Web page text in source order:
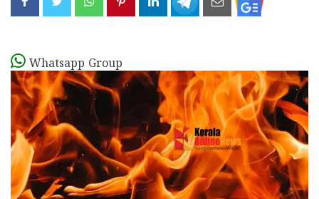
Whatsapp Group